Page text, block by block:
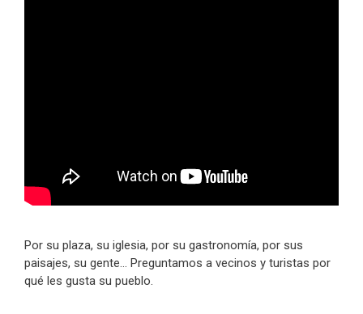
Por su plaza, su iglesia, por su gastronomía, por sus
paisajes, su gente… Preguntamos a vecinos y turistas por
qué les gusta su pueblo.